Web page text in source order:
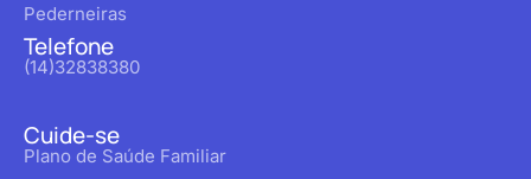
Pederneiras
Telefone
(14)32838380
Cuide-se
Plano de Saúde Familiar